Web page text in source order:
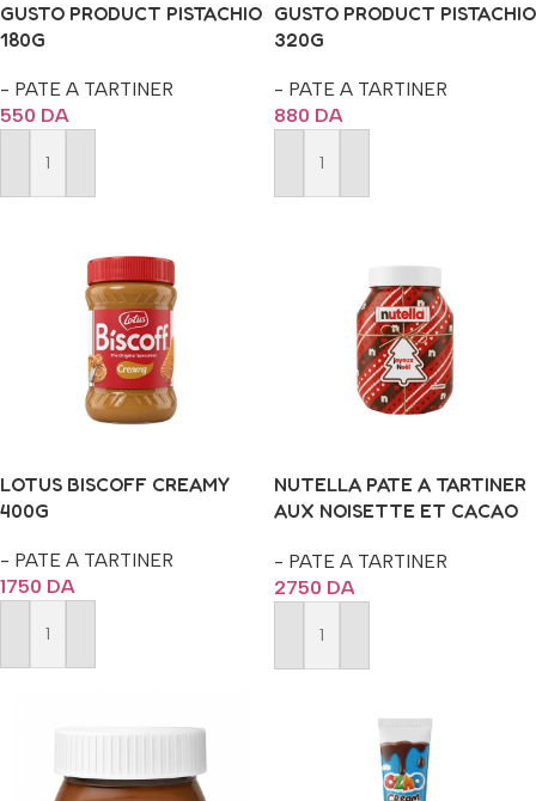
GUSTO PRODUCT PISTACHIO
180G
- PATE A TARTINER
550 DA
Ajouter Au Panier
GUSTO PRODUCT PISTACHIO
320G
- PATE A TARTINER
880 DA
Ajouter Au Panier
LOTUS BISCOFF CREAMY
400G
- PATE A TARTINER
1750 DA
Ajouter Au Panier
NUTELLA PATE A TARTINER
AUX NOISETTE ET CACAO
- PATE A TARTINER
2750 DA
Ajouter Au Panier